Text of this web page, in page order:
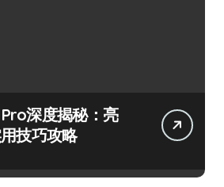
深度揭秘：亮
技巧攻略